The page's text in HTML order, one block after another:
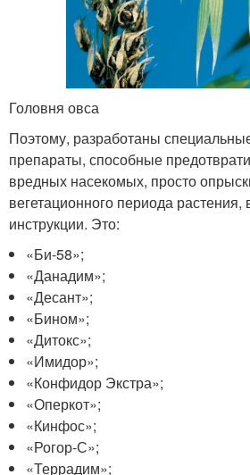
Головня овса
Поэтому, разработаны
препараты, способные
вредных насекомых, просто
вегетационного периода растения,
инструкции. Это:
«Би-58»;
«Данадим»;
«Десант»;
«Бином»;
«Дитокс»;
«Имидор»;
«Конфидор Экстра»;
«Оперкот»;
«Кинфос»;
«Рогор-С»;
«Террадим»;